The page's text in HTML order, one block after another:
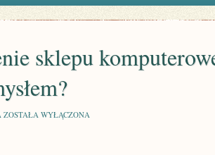
sklepu
CZY
ZOSTAŁA WYŁĄCZONA